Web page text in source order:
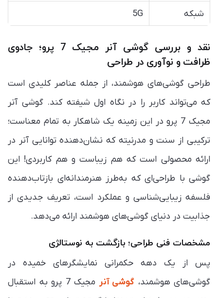
شبکه 5G
نقد و بررسی گوشی آنر مجیک 7 پرو؛ جادوی
ظرافت و نوآوری در طراحی
طراحی گوشی‌های هوشمند، از جمله عناصر کلیدی است
که می‌تواند کاربر را در نگاه اول شیفته کند. گوشی آنر
مجیک 7 پرو در این زمینه یک شاهکار به تمام معناست؛
ترکیبی از سنت و مدرنیته که نشان‌دهنده توانایی آنر در
ارائه محصولی است که هم زیباست و هم کاربردی! این
گوشی با طراحی‌ای که به‌طرز هنرمندانه‌ای بازتاب‌دهنده‌
فلسفه‌ زیبایی‌شناسی و عملکرد است، تعریف جدیدی از
جذابیت در دنیای گوشی‌های هوشمند ارائه می‌دهد.
مشخصات فنی طراحی؛ بازگشت به نوستالژی
پس از یک دهه حکمرانی نمایشگرهای خمیده در
گوشی‌های هوشمند، گوشی آنر
مجیک 7 پرو به استقبال